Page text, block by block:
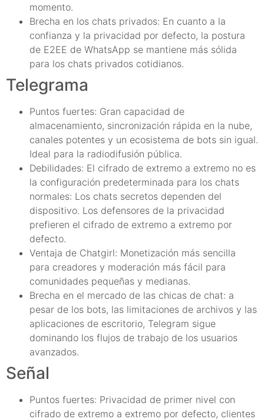
momento.
Brecha en los chats privados: En cuanto a la
confianza y la privacidad por defecto, la postura
de E2EE de WhatsApp se mantiene más sólida
para los chats privados cotidianos.
Telegrama
Puntos fuertes: Gran capacidad de
almacenamiento, sincronización rápida en la nube,
canales potentes y un ecosistema de bots sin igual.
Ideal para la radiodifusión pública.
Debilidades: El cifrado de extremo a extremo no es
la configuración predeterminada para los chats
normales: Los chats secretos dependen del
dispositivo. Los defensores de la privacidad
prefieren el cifrado de extremo a extremo por
defecto.
Ventaja de Chatgirl: Monetización más sencilla
para creadores y moderación más fácil para
comunidades pequeñas y medianas.
Brecha en el mercado de las chicas de chat: a
pesar de los bots, las limitaciones de archivos y las
aplicaciones de escritorio, Telegram sigue
dominando los flujos de trabajo de los usuarios
avanzados.
Señal
Puntos fuertes: Privacidad de primer nivel con
cifrado de extremo a extremo por defecto, clientes